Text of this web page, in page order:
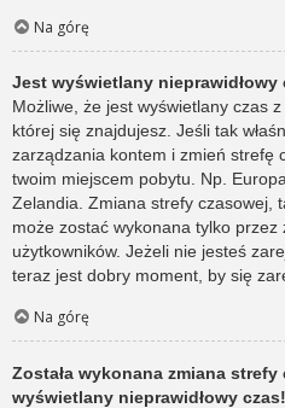
Na górę
Jest wyświetlany nieprawidłowy
Możliwe, że jest wyświetlany czas
której się znajdujesz. Jeśli tak
zarządzania kontem i zmień strefę
twoim miejscem pobytu. Np.
Zelandia. Zmiana strefy czasowej,
może zostać wykonana tylko przez
użytkowników. Jeżeli nie jesteś
teraz jest dobry moment, by się
Na górę
Została wykonana zmiana
wyświetlany nieprawidłowy czas!